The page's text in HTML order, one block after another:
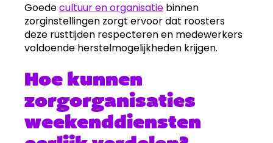
Goedecultuur en organisatie binnen
zorginstellingen zorgt ervoor dat roosters
deze rusttijden respecteren en medewerkers
voldoende herstelmogelijkheden krijgen.
Hoe kunnen
zorgorganisaties
weekenddiensten